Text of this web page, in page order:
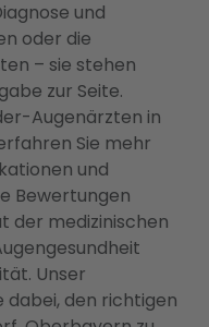
und
oder die
– sie stehen
zur Seite.
Augenärzten in
Sie mehr
und
Bewertungen
der medizinischen
Unser
den richtigen